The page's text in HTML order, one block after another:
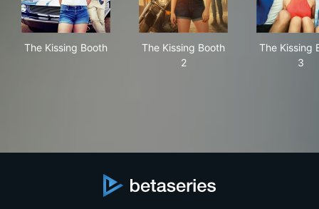
The Kissing Booth
The Kissing Booth
2
The Kissing
3